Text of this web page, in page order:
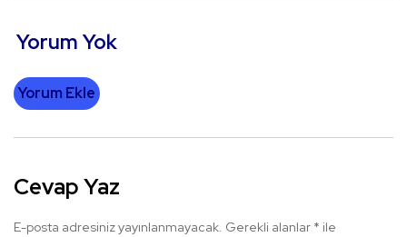
Yorum Yok
Yorum Ekle
Cevap Yaz
E-posta adresiniz yayınlanmayacak. Gerekli alanlar * ile